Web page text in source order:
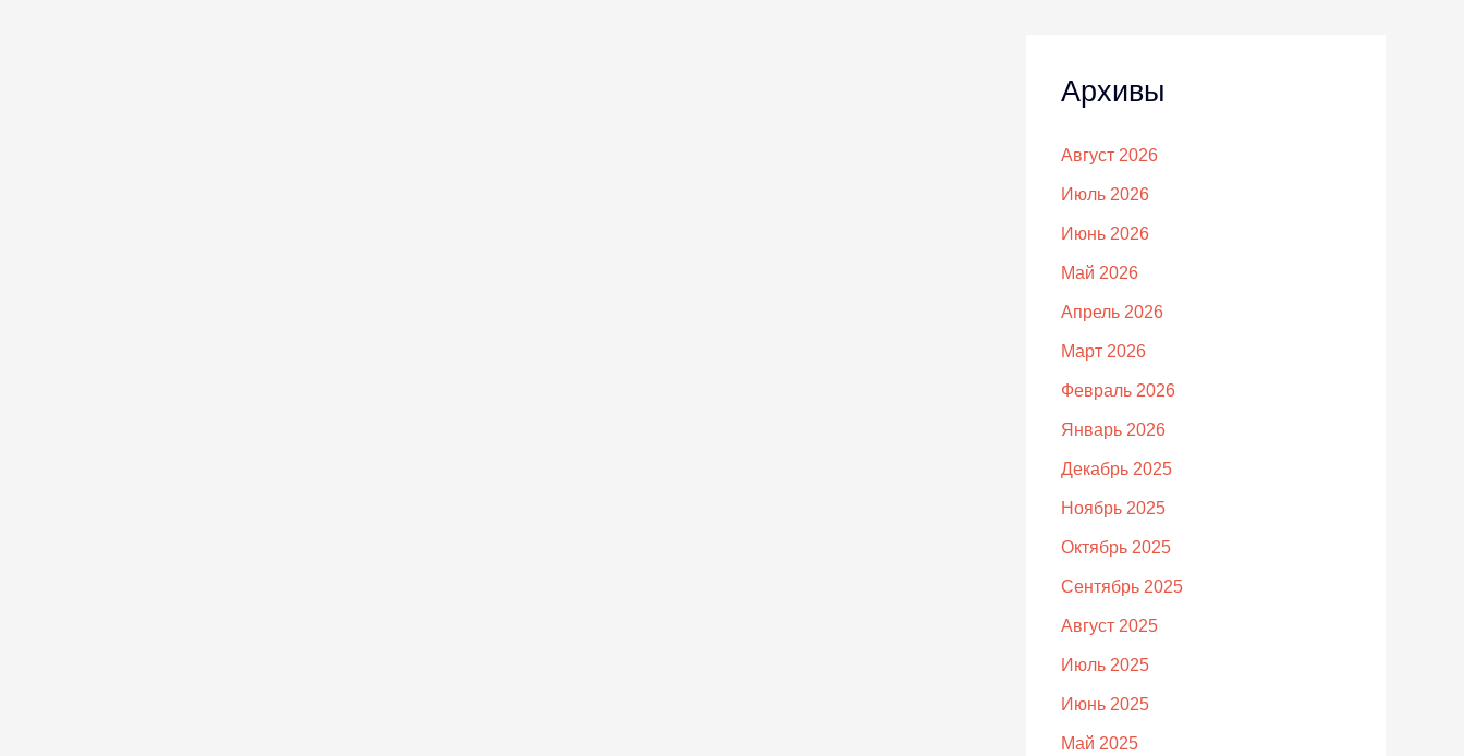
Архивы
Август 2026
Июль 2026
Июнь 2026
Май 2026
Апрель 2026
Март 2026
Февраль 2026
Январь 2026
Декабрь 2025
Ноябрь 2025
Октябрь 2025
Сентябрь 2025
Август 2025
Июль 2025
Июнь 2025
Май 2025